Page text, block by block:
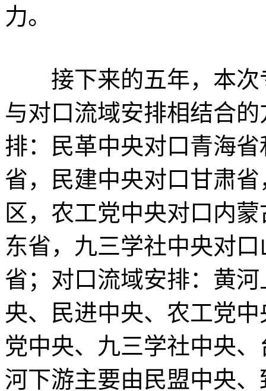
力。
接下来的五年， 本次
与对口流域安排相结合
排：民革中央对口青海
省，民建中央对口甘肃
区，农工党中央对口内
东省，九三学社中央对
省；对口流域安排：黄
央、民进中央、农工党
党中央、九三学社中央
河下游主要由民盟中央